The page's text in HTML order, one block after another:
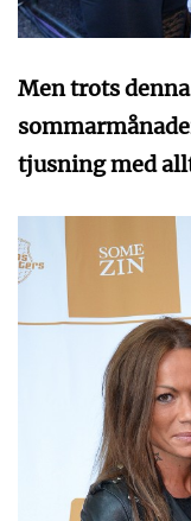
Men trots
tjusning med